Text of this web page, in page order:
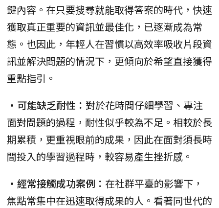
鍵內容。在只要搜尋就能取得答案的時代，快速
獲取真正重要的資訊並最佳化，已逐漸成為常
態。也因此，年輕人在習慣以高效率吸收片段資
訊並解決問題的情況下，更傾向於希望直接獲得
重點指引。
•可能缺乏耐性： 對於花時間仔細學習、專注
面對問題的過程，耐性似乎較為不足。相較於長
期累積，更重視眼前的成果，因此在面對須長時
間投入的學習過程時，較容易產生挫折感。
•經常接觸成功案例： 在社群平臺的影響下，
焦點常集中在迅速取得成果的人。看著同世代的